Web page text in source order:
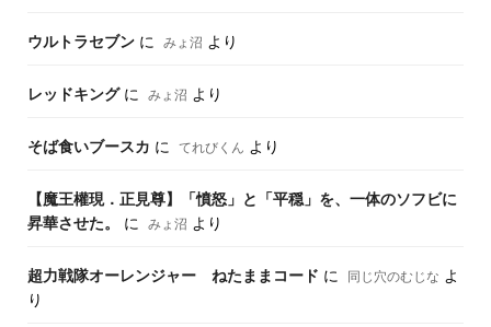
ウルトラセブンに みょ沼 より
レッドキングに みょ沼 より
そば食いブースカ に てれびくん より
【魔王權現．正見尊】「憤怒」と「平穏」を、一体のソフビに
昇華させた。
に みょ沼 より
超力戦隊オーレンジャー ねたままコード に 同じ穴のむじな よ
り